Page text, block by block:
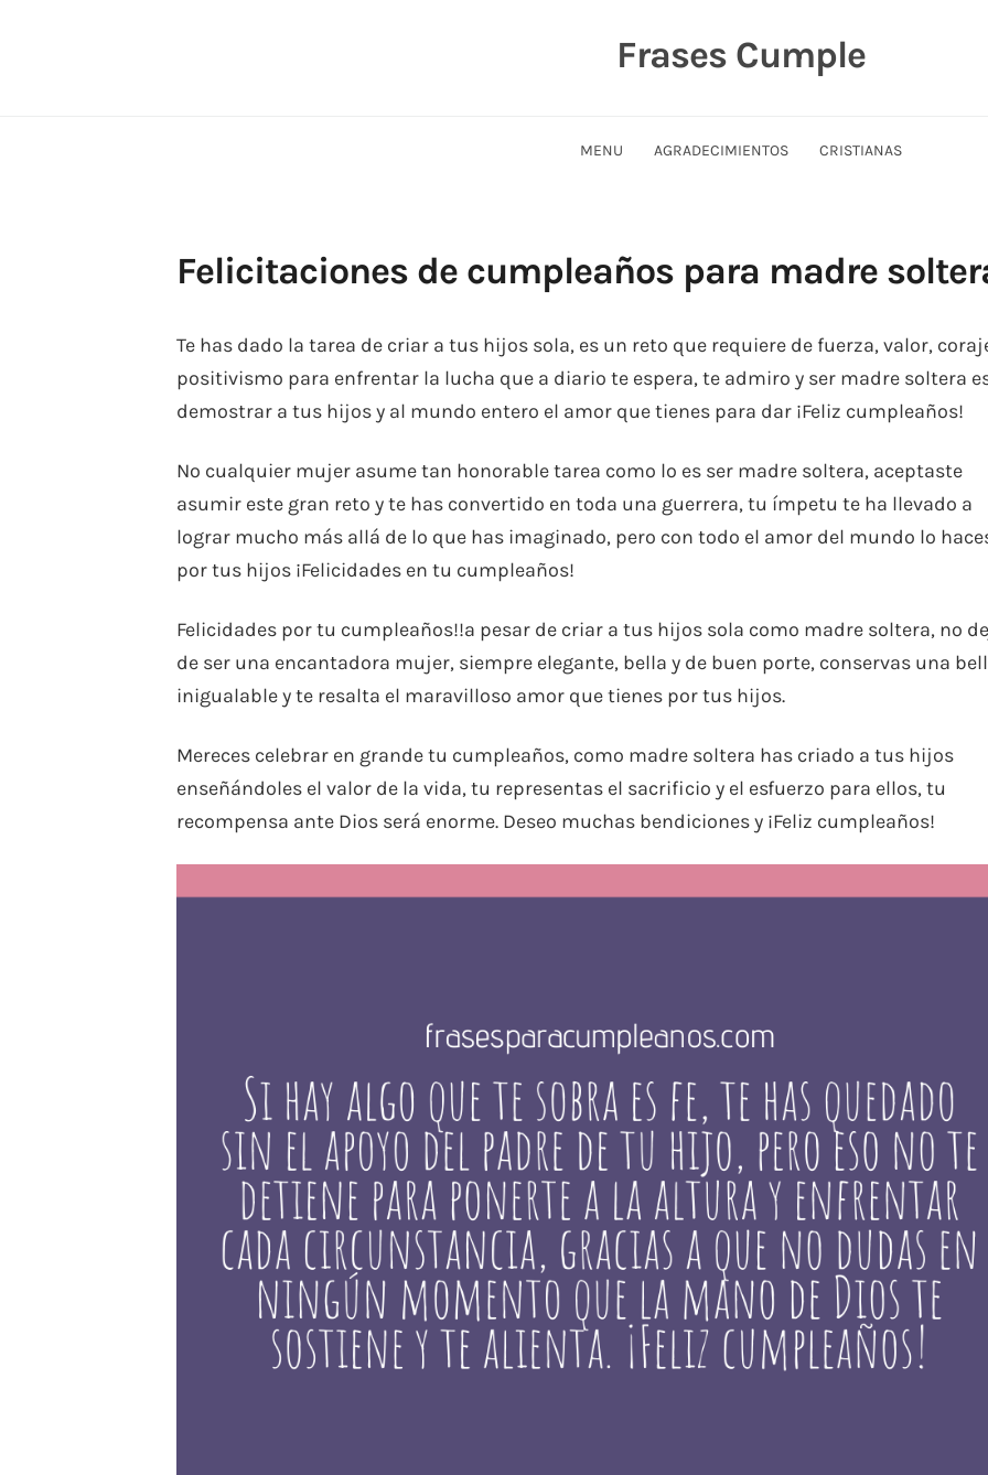
Frases Cumple
MENU AGRADECIMIENTOS CRISTIANAS
Felicitaciones de cumpleaños para madre
Te has dado la tarea de criar a tus hijos sola, es un reto que requiere de fuerza, valor,
positivismo para enfrentar la lucha que a diario te espera, te admiro y ser madre soltera
demostrar a tus hijos y al mundo entero el amor que tienes para dar ¡Feliz cumpleaños!
No cualquier mujer asume tan honorable tarea como lo es ser madre soltera, aceptaste
asumir este gran reto y te has convertido en toda una guerrera, tu ímpetu te ha llevado a
lograr mucho más allá de lo que has imaginado, pero con todo el amor del mundo lo
por tus hijos ¡Felicidades en tu cumpleaños!
Felicidades por tu cumpleaños!!a pesar de criar a tus hijos sola como madre soltera, no
de ser una encantadora mujer, siempre elegante, bella y de buen porte, conservas una
inigualable y te resalta el maravilloso amor que tienes por tus hijos.
Mereces celebrar en grande tu cumpleaños, como madre soltera has criado a tus hijos
enseñándoles el valor de la vida, tu representas el sacrificio y el esfuerzo para ellos, tu
recompensa ante Dios será enorme. Deseo muchas bendiciones y ¡Feliz cumpleaños!